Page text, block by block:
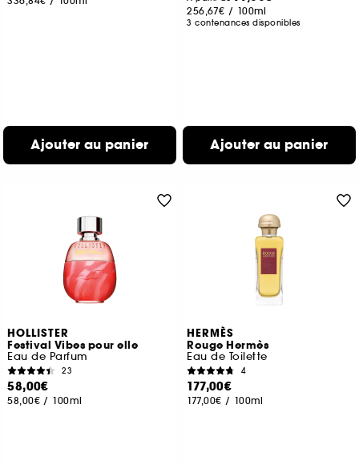
Ajouter au panier
256,67€ / 100ml
3 contenances disponibles
Ajouter au panier
HOLLISTER
Festival Vibes pour elle
Eau de Parfum
23
58,00€
58,00€ / 100ml
HERMÈS
Rouge Hermès
Eau de Toilette
4
177,00€
177,00€ / 100ml